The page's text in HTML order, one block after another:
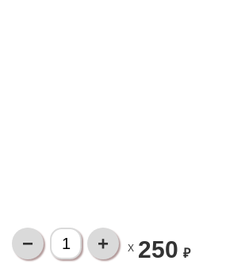
X 250 ₽